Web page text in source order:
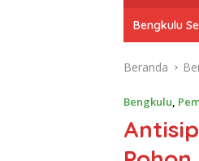
Bengkulu
Beranda
Bengkulu,